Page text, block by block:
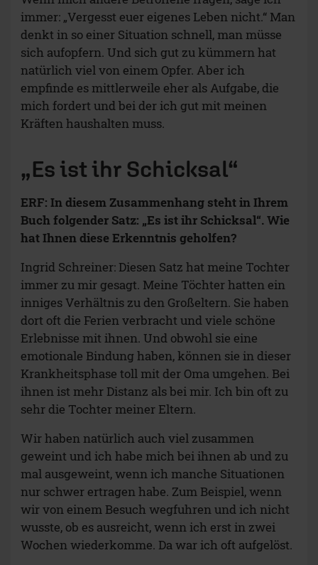
immer: „Vergesst euer eigenes Leben nicht.“ Man
denkt in so einer Situation schnell, man müsse
sich aufopfern. Und sich gut zu kümmern hat
natürlich viel von einem Opfer. Aber ich
empfinde es mittlerweile eher als Aufgabe, die
mich fordert und bei der ich gut mit meinen
Kräften haushalten muss.
„Es ist ihr Schicksal“
ERF: In diesem Zusammenhang steht in Ihrem
Buch folgender Satz: „Es ist ihr Schicksal“. Wie
hat Ihnen diese Erkenntnis geholfen?
Ingrid Schreiner: Diesen Satz hat meine Tochter
immer zu mir gesagt. Meine Töchter hatten ein
inniges Verhältnis zu den Großeltern. Sie haben
dort oft die Ferien verbracht und viele schöne
Erlebnisse mit ihnen. Und obwohl sie eine
emotionale Bindung haben, können sie in dieser
Krankheitsphase toll mit der Oma umgehen. Bei
ihnen ist mehr Distanz als bei mir. Ich bin oft zu
sehr die Tochter meiner Eltern.
Wir haben natürlich auch viel zusammen
geweint und ich habe mich bei ihnen ab und zu
mal ausgeweint, wenn ich manche Situationen
nur schwer ertragen habe. Zum Beispiel, wenn
wir von einem Besuch wegfuhren und ich nicht
wusste, ob es ausreicht, wenn ich erst in zwei
Wochen wiederkomme. Da war ich oft aufgelöst.